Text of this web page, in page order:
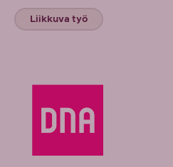
Liikkuva työ